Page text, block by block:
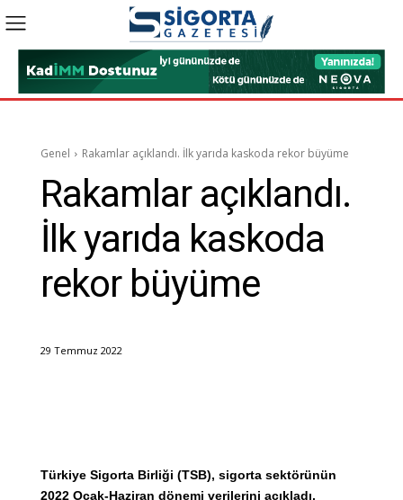
Genel Rakamlar açıklandı. İlk yarıda kaskoda rekor büyüme
Rakamlar açıklandı.
İlk yarıda kaskoda
rekor büyüme
29 Temmuz 2022
Türkiye Sigorta Birliği (TSB), sigorta sektörünün
2022 Ocak-Haziran dönemi verilerini açıkladı.